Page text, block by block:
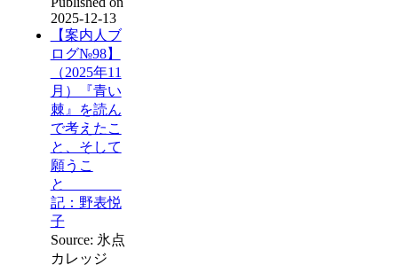
2025-12-13
【案内人ブ
ログ№98】
（2025年11
月）『青い
棘』を読ん
で考えたこ
と、そして
願うこ
と
記：野表悦
子
Source: 氷点
カレッジ